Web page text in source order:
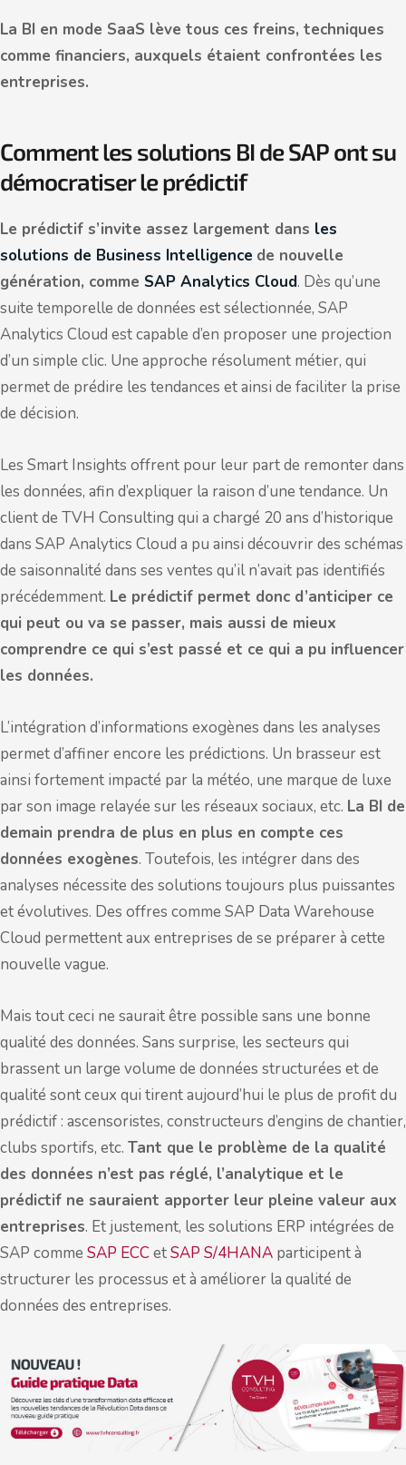
La BI en mode SaaS lève tous ces freins, techniques
comme financiers, auxquels étaient confrontées les
entreprises.
Comment les solutions BI de SAP ont su
démocratiser le prédictif
Le prédictif s’invite assez largement dans les
solutions de Business Intelligence de nouvelle
génération, comme SAP Analytics Cloud. Dès qu’une
suite temporelle de données est sélectionnée, SAP
Analytics Cloud est capable d’en proposer une projection
d’un simple clic. Une approche résolument métier, qui
permet de prédire les tendances et ainsi de faciliter la prise
de décision.
Les Smart Insights offrent pour leur part de remonter dans
les données, afin d’expliquer la raison d’une tendance. Un
client de TVH Consulting qui a chargé 20 ans d’historique
dans SAP Analytics Cloud a pu ainsi découvrir des schémas
de saisonnalité dans ses ventes qu’il n’avait pas identifiés
précédemment. Le prédictif permet donc d’anticiper ce
qui peut ou va se passer, mais aussi de mieux
comprendre ce qui s’est passé et ce qui a pu influencer
les données.
L’intégration d’informations exogènes dans les analyses
permet d’affiner encore les prédictions. Un brasseur est
ainsi fortement impacté par la météo, une marque de luxe
par son image relayée sur les réseaux sociaux, etc. La BI de
demain prendra de plus en plus en compte ces
données exogènes. Toutefois, les intégrer dans des
analyses nécessite des solutions toujours plus puissantes
et évolutives. Des offres comme SAP Data Warehouse
Cloud permettent aux entreprises de se préparer à cette
nouvelle vague.
Mais tout ceci ne saurait être possible sans une bonne
qualité des données. Sans surprise, les secteurs qui
brassent un large volume de données structurées et de
qualité sont ceux qui tirent aujourd’hui le plus de profit du
prédictif : ascensoristes, constructeurs d’engins de chantier,
clubs sportifs, etc. Tant que le problème de la qualité
des données n’est pas réglé, l’analytique et le
prédictif ne sauraient apporter leur pleine valeur aux
entreprises. Et justement, les solutions ERP intégrées de
SAP comme SAP ECCetSAP S/4HANA participent à
structurer les processus et à améliorer la qualité de
données des entreprises.